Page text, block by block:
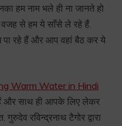
हम नाम भले ही ना जानते हो
से हम ये साँसे ले रहे हैं.
रहे हैं और आप वहां बैठ कर ये
Warm Water in Hindi
और साथ ही आपके लिए लेकर
रविन्द्रनाथ टैगोर द्वारा